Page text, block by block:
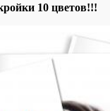
10 цветов!!!